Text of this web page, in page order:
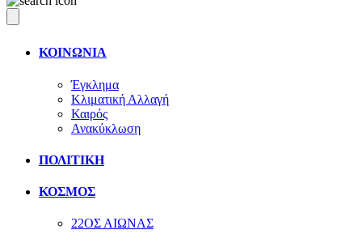
ΚΟΙΝΩΝΙΑ
Έγκλημα
Κλιματική Αλλαγή
Καιρός
Ανακύκλωση
ΠΟΛΙΤΙΚΗ
ΚΟΣΜΟΣ
22ΟΣ ΑΙΩΝΑΣ